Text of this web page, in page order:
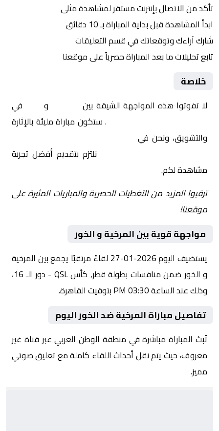
تأكد من الاتصال بإنترنت مستقر لمشاهدة مثلى
ابدأ المشاهدة قبل بداية المباراة بـ 10 دقائق
شارك آراءك وتوقعاتك في قسم التعليقات
تابع تحليلات ما بعد المباراة حصرياً على موقعنا
خلاصة
لا تفوتوا هذه المواجهة الشيقة بين والخور
في
. ستكون مباراة مليئة بالإثارة
والتشويق، ونحن في
نلتزم بتقديم أفضل تجربة
مشاهدة لكم.
ترقبوا المزيد من التغطيات الحصرية والمباريات المثيرة على
موقعنا!
مواجهة قوية بين المرخية و الخور
يستضيف اليوم 2026-01-27 لقاءً مرتقبًا يجمع بين المرخية
و الخور ضمن منافسات بطولة قطر, كأس QSL - دور الـ 16،
وذلك عند الساعة 03:30 PM بتوقيت القاهرة.
تفاصيل مباراة المرخية ضد الخور اليوم
تُبث المباراة مباشرة في منطقة الوطن العربي عبر قناة غير
معروف، حيث يتم نقل أحداث اللقاء كاملة مع تعليق صوتي
مميز.